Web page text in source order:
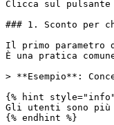
Clicca sul
### 1. Sconto per
Il primo parametro
È una pratica
> **Esempio**:
{% hint
Gli utenti sono più
{% endhint %}